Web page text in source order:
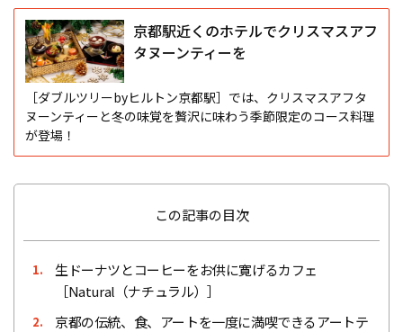
京都駅近くのホテルでクリスマスアフ
タヌーンティーを
［ダブルツリーbyヒルトン京都駅］では、クリスマスアフタ
ヌーンティーと冬の味覚を贅沢に味わう季節限定のコース料理
が登場！
この記事の目次
1.
生ドーナツとコーヒーをお供に寛げるカフェ
［Natural（ナチュラル）］
2.
京都の伝統、食、アートを一度に満喫できるアートテ